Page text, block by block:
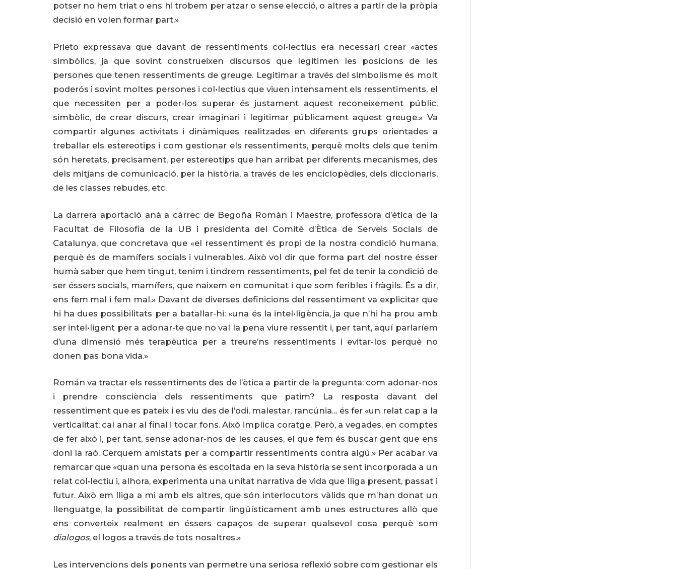
potser no hem triat o ens hi trobem per atzar o sense elecció, o altres a partir de la pròpia
decisió en volen formar part.»
Prieto expressava que davant de ressentiments col•lectius era necessari crear «actes
simbòlics, ja que sovint construeixen discursos que legitimen les posicions de les
persones que tenen ressentiments de greuge. Legitimar a través del simbolisme és molt
poderós i sovint moltes persones i col•lectius que viuen intensament els ressentiments, el
que necessiten per a poder-los superar és justament aquest reconeixement públic,
simbòlic, de crear discurs, crear imaginari i legitimar públicament aquest greuge.» Va
compartir algunes activitats i dinàmiques realitzades en diferents grups orientades a
treballar els estereotips i com gestionar els ressentiments, perquè molts dels que tenim
són heretats, precisament, per estereotips que han arribat per diferents mecanismes, des
dels mitjans de comunicació, per la història, a través de les enciclopèdies, dels diccionaris,
de les classes rebudes, etc.
La darrera aportació anà a càrrec de Begoña Román i Maestre, professora d’ètica de la
Facultat de Filosofia de la UB i presidenta del Comitè d’Ètica de Serveis Socials de
Catalunya, que concretava que «el ressentiment és propi de la nostra condició humana,
perquè és de mamífers socials i vulnerables. Això vol dir que forma part del nostre ésser
humà saber que hem tingut, tenim i tindrem ressentiments, pel fet de tenir la condició de
ser éssers socials, mamífers, que naixem en comunitat i que som feribles i fràgils. És a dir,
ens fem mal i fem mal.» Davant de diverses definicions del ressentiment va explicitar que
hi ha dues possibilitats per a batallar-hi: «una és la intel•ligència, ja que n’hi ha prou amb
ser intel•ligent per a adonar-te que no val la pena viure ressentit i, per tant, aquí parlaríem
d’una dimensió més terapèutica per a treure’ns ressentiments i evitar-los perquè no
donen pas bona vida.»
Román va tractar els ressentiments des de l’ètica a partir de la pregunta: com adonar-nos
i prendre consciència dels ressentiments que patim? La resposta davant del
ressentiment que es pateix i es viu des de l’odi, malestar, rancúnia… és fer «un relat cap a la
verticalitat; cal anar al final i tocar fons. Això implica coratge. Però, a vegades, en comptes
de fer això i, per tant, sense adonar-nos de les causes, el que fem és buscar gent que ens
doni la raó. Cerquem amistats per a compartir ressentiments contra algú.» Per acabar va
remarcar que «quan una persona és escoltada en la seva història se sent incorporada a un
relat col•lectiu i, alhora, experimenta una unitat narrativa de vida que lliga present, passat i
futur. Això em lliga a mi amb els altres, que són interlocutors vàlids que m’han donat un
llenguatge, la possibilitat de compartir lingüísticament amb unes estructures allò que
ens converteix realment en éssers capaços de superar qualsevol cosa perquè som
dialogos, el logos a través de tots nosaltres.»
Les intervencions dels ponents van permetre una seriosa reflexió sobre com gestionar els